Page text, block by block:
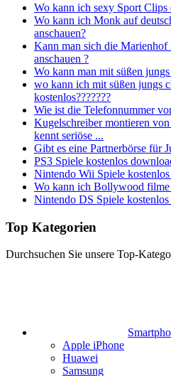
Wo kann ich sexy Sport Clips
Wo kann ich Monk auf
anschauen?
Kann man sich die Marienhof
anschauen ?
Wo kann man mit süßen
wo kann ich mit süßen jungs
kostenlos???????
Wie ist die Telefonnummer
Kugelschreiber montieren
kennt seriöse ...
Gibt es eine Partnerbörse für
PS3 Spiele kostenlos
Nintendo Wii Spiele
Wo kann ich Bollywood filme
Nintendo DS Spiele
Top Kategorien
Durchsuchen Sie unsere Top-
Apple iPhone
Huawei
Samsung